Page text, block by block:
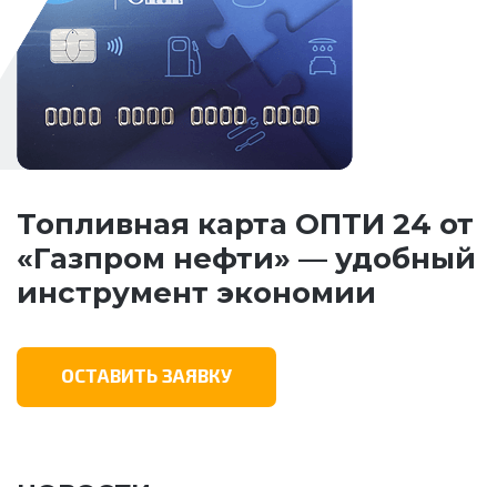
Топливная карта ОПТИ 24 от
«Газпром нефти» — удобный
инструмент экономии
ОСТАВИТЬ ЗАЯВКУ